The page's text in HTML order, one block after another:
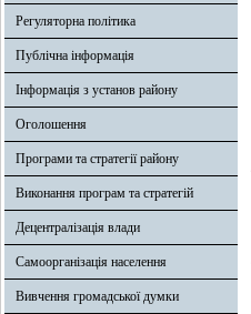
Регуляторна політика
Публічна інформація
Інформація з установ району
Оголошення
Програми та стратегії району
Виконання програм та стратегій
Децентралізація влади
Самоорганізація населення
Вивчення громадської думки